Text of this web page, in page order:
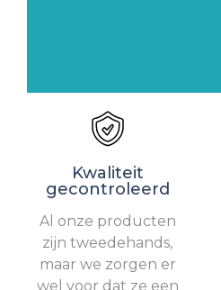
Kwaliteit
gecontroleerd
Al onze producten
zijn tweedehands,
maar we zorgen er
wel voor dat ze een